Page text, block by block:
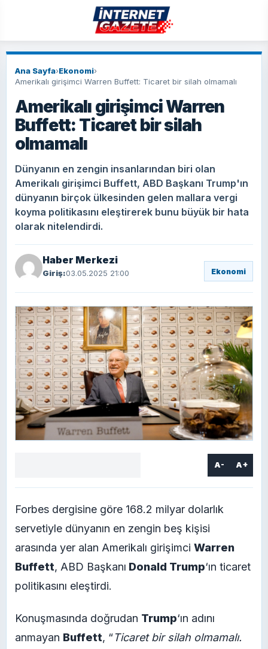
Ana Sayfa›Ekonomi›
Amerikalı girişimci Warren Buffett: Ticaret bir silah olmamalı
Amerikalı girişimci Warren
Buffett: Ticaret bir silah
olmamalı
Dünyanın en zengin insanlarından biri olan
Amerikalı girişimci Buffett, ABD Başkanı Trump'ın
dünyanın birçok ülkesinden gelen mallara vergi
koyma politikasını eleştirerek bunu büyük bir hata
olarak nitelendirdi.
Haber Merkezi
Giriş:03.05.2025 21:00 Ekonomi
A- A+
Forbes dergisine göre 168.2 milyar dolarlık
servetiyle dünyanın en zengin beş kişisi
arasında yer alan Amerikalı girişimci Warren
Buffett, ABD Başkanı Donald Trump‘ın ticaret
politikasını eleştirdi.
Konuşmasında doğrudan Trump‘ın adını
anmayan Buffett, “Ticaret bir silah olmamalı.